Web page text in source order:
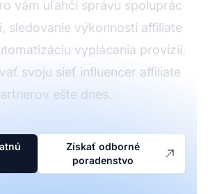
vám uľahčí správu spoluprác
sledovanie výkonnosti affiliate
vyplácania provízií.
svoju sieť influencer affiliate
ešte dnes.
Získať odborné
poradenstvo